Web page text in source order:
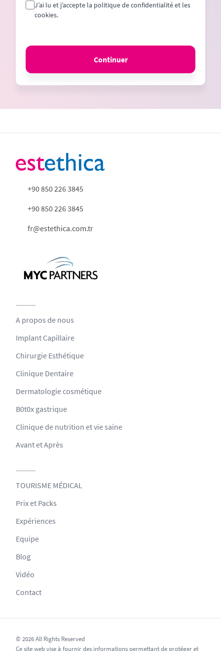
J’ai lu et j’accepte la politique de confidentialité et les
cookies.
Continuer
+90 850 226 3845
+90 850 226 3845
fr@estethica.com.tr
A propos de nous
Implant Capillaire
Chirurgie Esthétique
Clinique Dentaire
Dermatologie cosmétique
B0t0x gastrique
Clinique de nutrition et vie saine
Avant et Après
TOURISME MÉDICAL
Prix et Packs
Expériences
Equipe
Blog
Vidéo
Contact
© 2026 All Rights Reserved
Ce site web vise à fournir des informations permettant de protéger et